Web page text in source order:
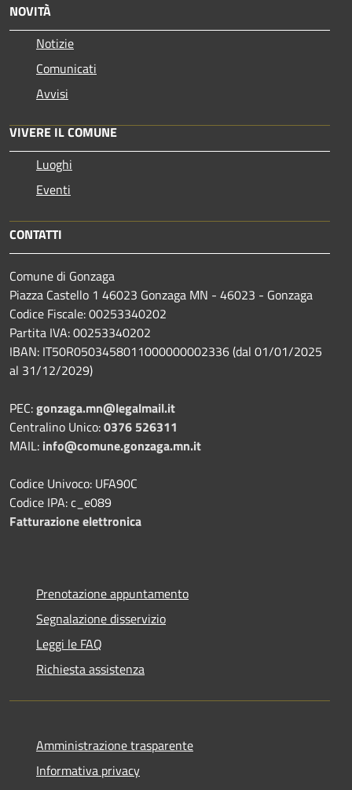
NOVITÀ
Notizie
Comunicati
Avvisi
VIVERE IL COMUNE
Luoghi
Eventi
CONTATTI
Comune di Gonzaga
Piazza Castello 1 46023 Gonzaga MN - 46023 - Gonzaga
Codice Fiscale: 00253340202
Partita IVA: 00253340202
IBAN: IT50R0503458011000000002336 (dal 01/01/2025
al 31/12/2029)
PEC:gonzaga.mn@legalmail.it
Centralino Unico:0376 526311
MAIL: info@comune.gonzaga.mn.it
Codice Univoco: UFA90C
Codice IPA: c_e089
Fatturazione elettronica
Prenotazione appuntamento
Segnalazione disservizio
Leggi le FAQ
Richiesta assistenza
Amministrazione trasparente
Informativa privacy